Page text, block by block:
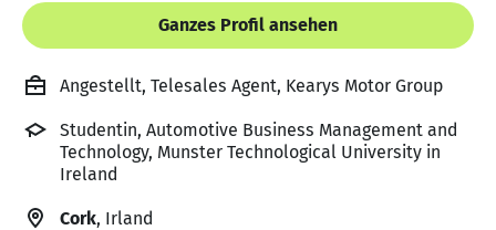
Ganzes Profil ansehen
Angestellt, Telesales Agent, Kearys Motor Group
Studentin, Automotive Business Management and
Technology, Munster Technological University in
Ireland
Cork, Irland